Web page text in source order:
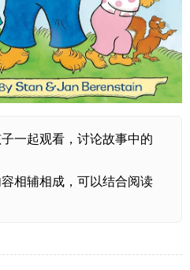
一起观看，讨论故事中的
相辅相成，可以结合阅读